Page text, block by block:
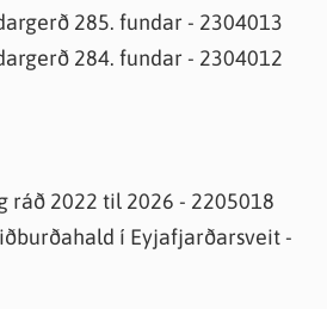
285. fundar - 2304013
284. fundar - 2304012
ráð 2022 til 2026 - 2205018
í Eyjafjarðarsveit -